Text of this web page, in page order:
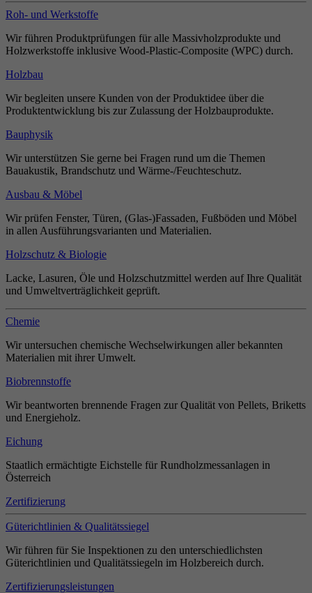
Roh- und Werkstoffe
Wir führen Produktprüfungen für alle Massivholzprodukte und
Holzwerkstoffe inklusive Wood-Plastic-Composite (WPC) durch.
Holzbau
Wir begleiten unsere Kunden von der Produktidee über die
Produktentwicklung bis zur Zulassung der Holzbauprodukte.
Bauphysik
Wir unterstützen Sie gerne bei Fragen rund um die Themen
Bauakustik, Brandschutz und Wärme-/Feuchteschutz.
Ausbau & Möbel
Wir prüfen Fenster, Türen, (Glas-)Fassaden, Fußböden und Möbel
in allen Ausführungsvarianten und Materialien.
Holzschutz & Biologie
Lacke, Lasuren, Öle und Holzschutzmittel werden auf Ihre Qualität
und Umweltverträglichkeit geprüft.
Chemie
Wir untersuchen chemische Wechselwirkungen aller bekannten
Materialien mit ihrer Umwelt.
Biobrennstoffe
Wir beantworten brennende Fragen zur Qualität von Pellets, Briketts
und Energieholz.
Eichung
Staatlich ermächtigte Eichstelle für Rundholzmessanlagen in
Österreich
Zertifizierung
Güterichtlinien & Qualitätssiegel
Wir führen für Sie Inspektionen zu den unterschiedlichsten
Güterichtlinien und Qualitätssiegeln im Holzbereich durch.
Zertifizierungsleistungen